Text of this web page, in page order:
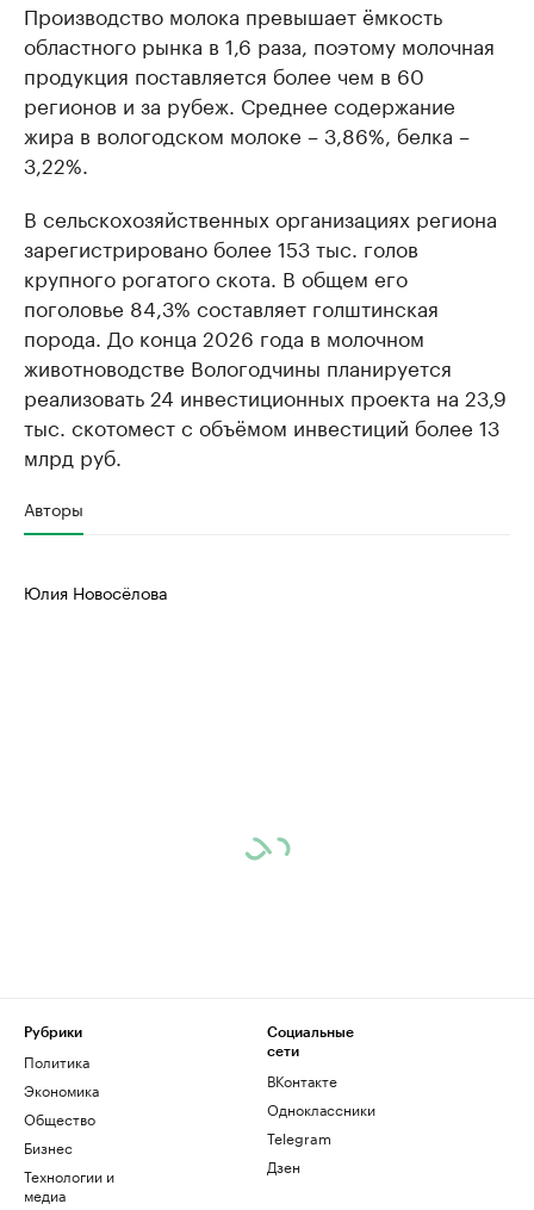
Производство молока превышает ёмкость
областного рынка в 1,6 раза, поэтому молочная
продукция поставляется более чем в 60
регионов и за рубеж. Среднее содержание
жира в вологодском молоке – 3,86%, белка –
3,22%.
В сельскохозяйственных организациях региона
зарегистрировано более 153 тыс. голов
крупного рогатого скота. В общем его
поголовье 84,3% составляет голштинская
порода. До конца 2026 года в молочном
животноводстве Вологодчины планируется
реализовать 24 инвестиционных проекта на 23,9
тыс. скотомест с объёмом инвестиций более 13
млрд руб.
Авторы
Юлия Новосёлова
Рубрики
Политика
Экономика
Общество
Бизнес
Технологии и
медиа
Социальные
сети
ВКонтакте
Одноклассники
Telegram
Дзен